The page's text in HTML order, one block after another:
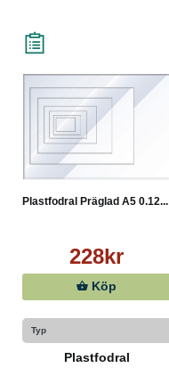
Plastfodral Präglad A5 0.12...
228kr
Köp
Typ
Plastfodral